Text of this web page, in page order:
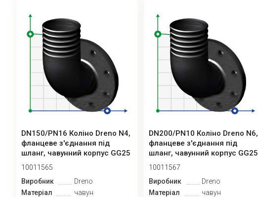
DN150/PN16 Коліно Dreno N4,
фланцеве з'єднання під
шланг, чавунний корпус GG25
10011565
Виробник
Dreno
Матеріал
чавун
DN200/PN10 Коліно Dreno N6,
фланцеве з'єднання під
шланг, чавунний корпус GG25
10011567
Виробник
Dreno
Матеріал
чавун